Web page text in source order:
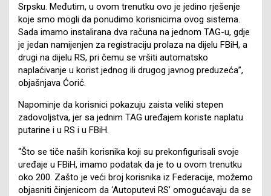
Srpsku. Međutim, u ovom trenutku ovo je jedino rješenje
koje smo mogli da ponudimo korisnicima ovog sistema.
Sada imamo instalirana dva računa na jednom TAG-u, gdje
je jedan namijenjen za registraciju prolaza na dijelu FBiH, a
drugi na dijelu RS, pri čemu se vršiti automatsko
naplaćivanje u korist jednog ili drugog javnog preduzeća”,
objašnjava Ćorić.
Napominje da korisnici pokazuju zaista veliki stepen
zadovoljstva, jer sa jednim TAG uređajem koriste naplatu
putarine i u RS i u FBiH.
“Što se tiče naših korisnika koji su prekonfigurisali svoje
uređaje u FBiH, imamo podatak da je to u ovom trenutku
oko 200. Zašto je veći broj korisnika iz Federacije, možemo
objasniti činjenicom da ‘Autoputevi RS’ omogućavaju da se